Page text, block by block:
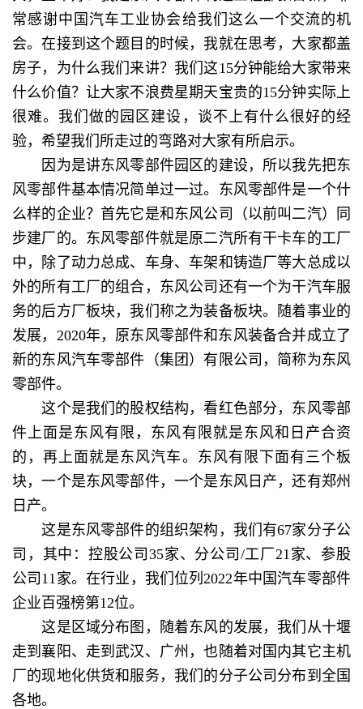
常感谢中国汽车工业协会给我们这么一个交流的机
会。在接到这个题目的时候，我就在思考，大家都盖
房子，为什么我们来讲？我们这15分钟能给大家带来
什么价值？让大家不浪费星期天宝贵的15分钟实际上
很难。我们做的园区建设，谈不上有什么很好的经
验，希望我们所走过的弯路对大家有所启示。
因为是讲东风零部件园区的建设，所以我先把东
风零部件基本情况简单过一过。东风零部件是一个什
么样的企业？首先它是和东风公司（以前叫二汽）同
步建厂的。东风零部件就是原二汽所有干卡车的工厂
中，除了动力总成、车身、车架和铸造厂等大总成以
外的所有工厂的组合，东风公司还有一个为干汽车服
务的后方厂板块，我们称之为装备板块。随着事业的
发展，2020年，原东风零部件和东风装备合并成立了
新的东风汽车零部件（集团）有限公司，简称为东风
零部件。
这个是我们的股权结构，看红色部分，东风零部
件上面是东风有限，东风有限就是东风和日产合资
的，再上面就是东风汽车。东风有限下面有三个板
块，一个是东风零部件，一个是东风日产，还有郑州
日产。
这是东风零部件的组织架构，我们有67家分子公
司，其中：控股公司35家、分公司/工厂21家、参股
公司11家。在行业，我们位列2022年中国汽车零部件
企业百强榜第12位。
这是区域分布图，随着东风的发展，我们从十堰
走到襄阳、走到武汉、广州，也随着对国内其它主机
厂的现地化供货和服务，我们的分子公司分布到全国
各地。